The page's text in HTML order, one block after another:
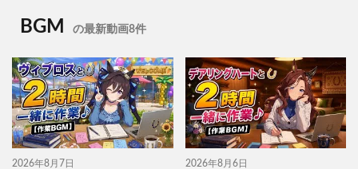
BGM の最新動画8件
2026年8月7日 2026年8月6日